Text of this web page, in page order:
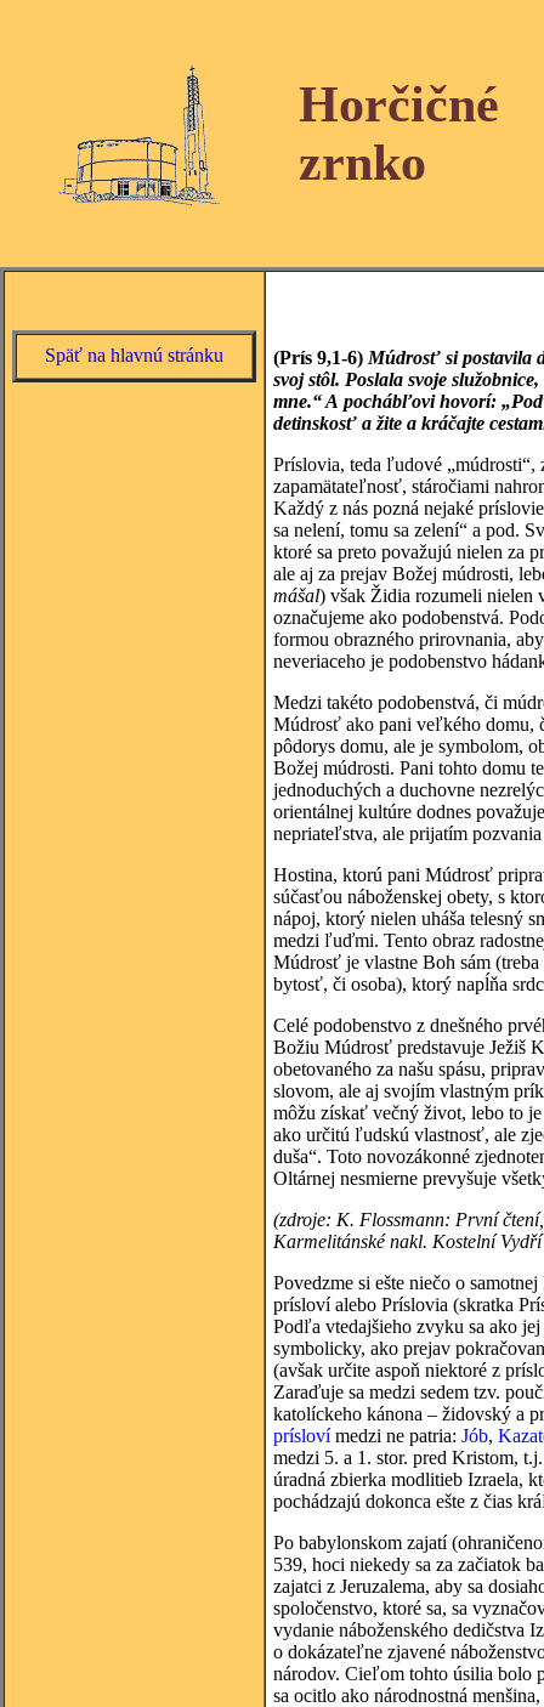
Horčičné
zrnko
Späť na hlavnú stránku (Prís 9,1-6) Múdrosť si postavila
svoj stôl. Poslala svoje
mne.“ A pochábľovi hovorí:
detinskosť a žite a kráčajte
Príslovia, teda ľudové
zapamätateľnosť, stáročiami
Každý z nás pozná nejaké
sa nelení, tomu sa zelení“ a pod.
ktoré sa preto považujú nielen za
ale aj za prejav Božej múdrosti,
mášal) však Židia rozumeli nielen
označujeme ako podobenstvá.
formou obrazného prirovnania,
neveriaceho je podobenstvo
Medzi takéto podobenstvá, či
Múdrosť ako pani veľkého domu,
pôdorys domu, ale je symbolom,
Božej múdrosti. Pani tohto domu
jednoduchých a duchovne
orientálnej kultúre dodnes
nepriateľstva, ale prijatím
Hostina, ktorú pani Múdrosť
súčasťou náboženskej obety, s
nápoj, ktorý nielen uháša telesný
medzi ľuďmi. Tento obraz
Múdrosť je vlastne Boh sám
bytosť, či osoba), ktorý napĺňa
Celé podobenstvo z dnešného
Božiu Múdrosť predstavuje Ježiš
obetovaného za našu spásu,
slovom, ale aj svojím vlastným
môžu získať večný život, lebo to
ako určitú ľudskú vlastnosť, ale
duša“. Toto novozákonné
Oltárnej nesmierne prevyšuje
(zdroje: K. Flossmann: První
Karmelitánské nakl. Kostelní
Povedzme si ešte niečo o
prísloví alebo Príslovia (skratka
Podľa vtedajšieho zvyku sa ako
symbolicky, ako prejav
(avšak určite aspoň niektoré z
Zaraďuje sa medzi sedem tzv.
katolíckeho kánona – židovský a
príslovímedzi ne patria: Jób,
medzi 5. a 1. stor. pred Kristom,
úradná zbierka modlitieb Izraela,
pochádzajú dokonca ešte z čias
Po babylonskom zajatí
539, hoci niekedy sa za začiatok
zajatci z Jeruzalema, aby sa
spoločenstvo, ktoré sa, sa
vydanie náboženského dedičstva
o dokázateľne zjavené
národov. Cieľom tohto úsilia bolo
sa ocitlo ako národnostná